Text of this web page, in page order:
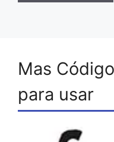
Mas
para usar